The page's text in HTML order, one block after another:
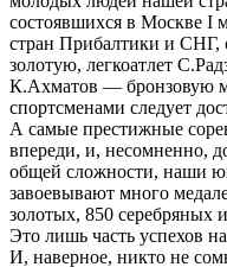
состоявшихся в Москве I
стран Прибалтики и СНГ,
золотую, легкоатлет
К.Ахматов — бронзовую
спортсменами следует
А самые престижные
впереди, и, несомненно,
общей сложности, наши
завоевывают много
золотых, 850 серебряных
Это лишь часть успехов
И, наверное, никто не